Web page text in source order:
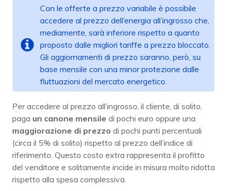
Con le offerte a prezzo variabile è possibile
accedere al prezzo dell’energia all’ingrosso che,
mediamente, sarà inferiore rispetto a quanto
proposto dalle migliori tariffe a prezzo bloccato.
Gli aggiornamenti di prezzo saranno, però, su
base mensile con una minor protezione dalle
fluttuazioni del mercato energetico.
Per accedere al prezzo all’ingrosso, il cliente, di solito,
paga un canone mensile di pochi euro oppure una
maggiorazione di prezzo di pochi punti percentuali
(circa il 5% di solito) rispetto al prezzo dell’indice di
riferimento. Questo costo extra rappresenta il profitto
del venditore e solitamente incide in misura molto ridotta
rispetto alla spesa complessiva.